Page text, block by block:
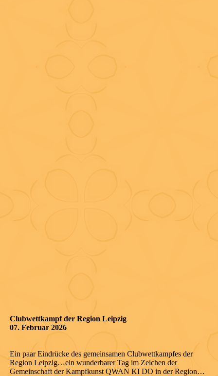
Clubwettkampf der Region Leipzig
07. Februar 2026
Ein paar Eindrücke des gemeinsamen Clubwettkampfes der
Region Leipzig…ein wunderbarer Tag im Zeichen der
Gemeinschaft der Kampfkunst QWAN KI DO in der Region…